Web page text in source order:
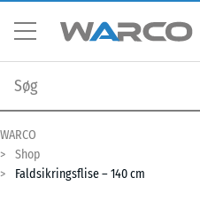
WARCO
Shop
Faldsikringsflise – 140 cm